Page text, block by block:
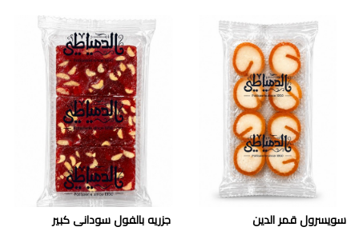
سويسرول قمر الدين جزريه بالفول سودانى كبير